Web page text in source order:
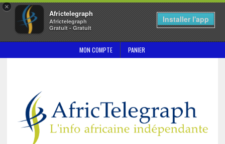
×
Africtelegraph
Africtelegraph
Gratuit - Gratuit
Installer l'app
MON COMPTE PANIER